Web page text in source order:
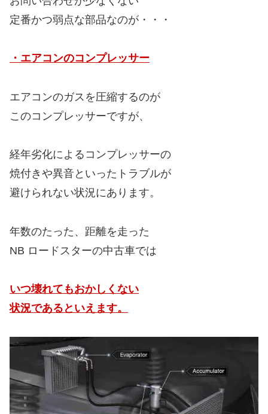
定番かつ弱点な部品なのが・・・
・エアコンのコンプレッサー
エアコンのガスを圧縮するのが
このコンプレッサーですが、
経年劣化によるコンプレッサーの
焼付きや異音といったトラブルが
避けられない状況にあります。
年数のたった、距離を走った
NB ロードスターの中古車では
いつ壊れてもおかしくない
状況であるといえます。